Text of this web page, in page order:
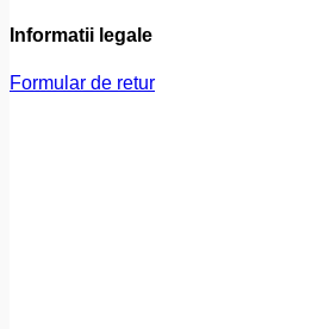
Informatii legale
Formular de retur